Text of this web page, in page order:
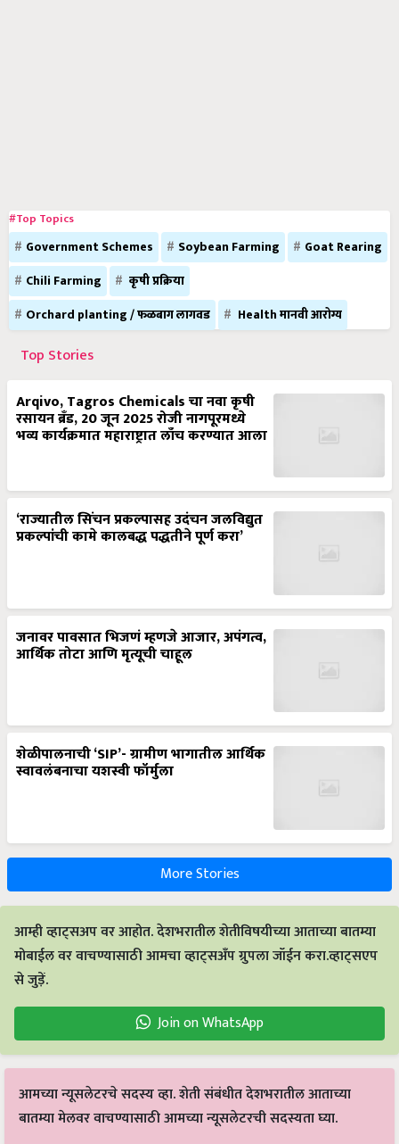
#Top Topics
Government Schemes Soybean Farming
Goat Rearing
Chili Farming
कृषी प्रक्रिया
Orchard planting / फळबाग लागवड
Health मानवी आरोग्य
Top Stories
Arqivo, Tagros Chemicals चा नवा कृषी
रसायन ब्रँड, 20 जून 2025 रोजी नागपूरमध्ये
भव्य कार्यक्रमात महाराष्ट्रात लाँच करण्यात आला
‘राज्यातील सिंचन प्रकल्पासह उदंचन जलविद्युत
प्रकल्पांची कामे कालबद्ध पद्धतीने पूर्ण करा’
जनावर पावसात भिजणं म्हणजे आजार, अपंगत्व,
आर्थिक तोटा आणि मृत्यूची चाहूल
शेळीपालनाची ‘SIP’- ग्रामीण भागातील आर्थिक
स्वावलंबनाचा यशस्वी फॉर्मुला
More Stories
आम्ही व्हाट्सअप वर आहोत. देशभरातील शेतीविषयीच्या आताच्या बातम्या
मोबाईल वर वाचण्यासाठी आमचा व्हाट्सअँप ग्रुपला जॉईन करा.व्हाट्सएप
से जुड़ें.
Join on WhatsApp
आमच्या न्यूसलेटरचे सदस्य व्हा. शेती संबंधीत देशभरातील आताच्या
बातम्या मेलवर वाचण्यासाठी आमच्या न्यूसलेटरची सदस्यता घ्या.